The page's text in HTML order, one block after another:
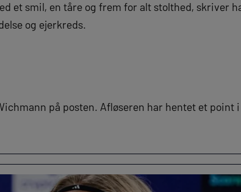
et smil, en tåre og frem for alt stolthed, skriver
og ejerkreds.
på posten. Afløseren har hentet et point